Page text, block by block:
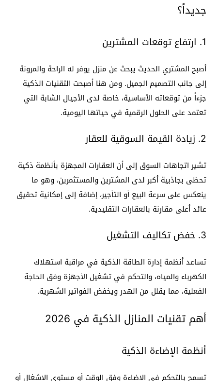
جديداً؟
1. ارتفاع توقعات المشترين
أصبح المشتري الحديث يبحث عن منزل يوفر له الراحة والمرونة
إلى جانب التصميم الجميل. ومن هنا أصبحت التقنيات الذكية
جزءاً من توقعاته الأساسية، خاصة لدى الأجيال الشابة التي
تعتمد على الحلول الرقمية في حياتها اليومية.
2. زيادة القيمة السوقية للعقار
تشير اتجاهات السوق إلى أن العقارات المجهزة بأنظمة ذكية
تحظى بجاذبية أكبر لدى المشترين والمستثمرين، وهو ما
ينعكس على سرعة البيع أو التأجير، إضافة إلى إمكانية تحقيق
عائد أعلى مقارنة بالعقارات التقليدية.
3. خفض تكاليف التشغيل
تساعد أنظمة إدارة الطاقة الذكية في مراقبة استهلاك
الكهرباء والمياه، والتحكم في تشغيل الأجهزة وفق الحاجة
الفعلية، مما يقلل من الهدر ويخفض الفواتير الشهرية.
أهم تقنيات المنازل الذكية في 2026
أنظمة الإضاءة الذكية
تسمح بالتحكم في الإضاءة وفق الوقت أو مستوى الإشغال أو